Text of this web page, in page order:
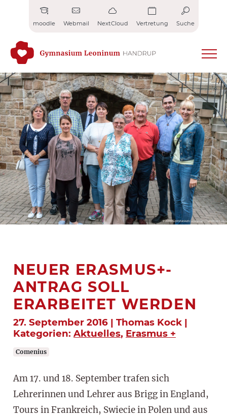
moodle Webmail NextCloud Vertretung Suche
NEUER ERASMUS+-
ANTRAG SOLL
ERARBEITET WERDEN
27. September 2016 | Thomas Kock |
Kategorien: Aktuelles, Erasmus +
Comenius
Am 17. und 18. September trafen sich
Lehrerinnen und Lehrer aus Brigg in England,
Tours in Frankreich, Swiecie in Polen und aus